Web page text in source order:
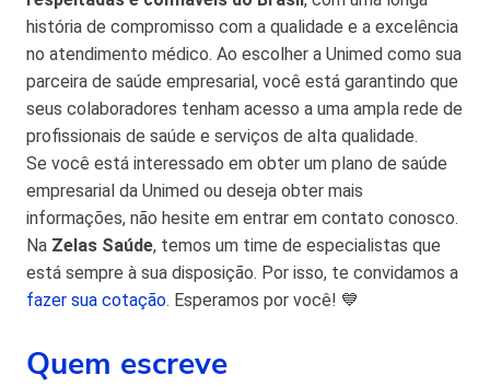
história de compromisso com a qualidade e a excelência
no atendimento médico. Ao escolher a Unimed como sua
parceira de saúde empresarial, você está garantindo que
seus colaboradores tenham acesso a uma ampla rede de
profissionais de saúde e serviços de alta qualidade.
Se você está interessado em obter um plano de saúde
empresarial da Unimed ou deseja obter mais
informações, não hesite em entrar em contato conosco.
Na Zelas Saúde, temos um time de especialistas que
está sempre à sua disposição. Por isso, te convidamos a
fazer sua cotação. Esperamos por você! 💙
Quem escreve